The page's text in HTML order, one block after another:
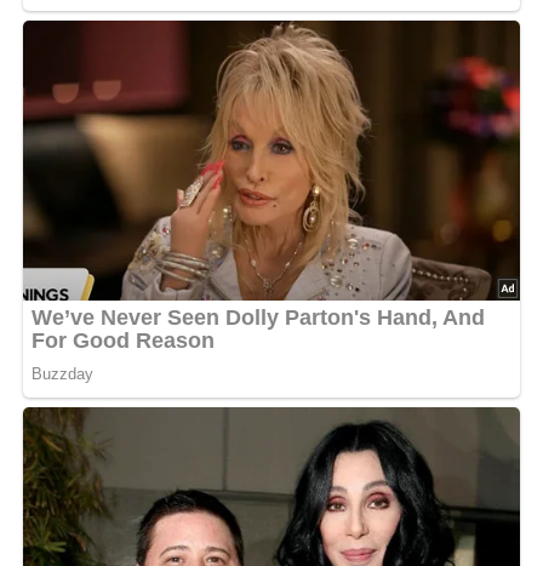
2 Tassen fein geschnittenes Gemüse
2 Tassen kleingeschnittene Kartoffeln
Salz
Pfeffer
1 kleine Knoblauchzehe
Majoran
Blutwurstwürfel oder Würstchen
Petersilie
Lob, Kritik, Fragen oder Anregungen zum Rezept?
Dann hinterlasse doch bitte einen Kommentar am
Zubereitung der Gemüse-
Kartoffel-Suppe
In der heißen Margarine das Mehl schwitzen und nach